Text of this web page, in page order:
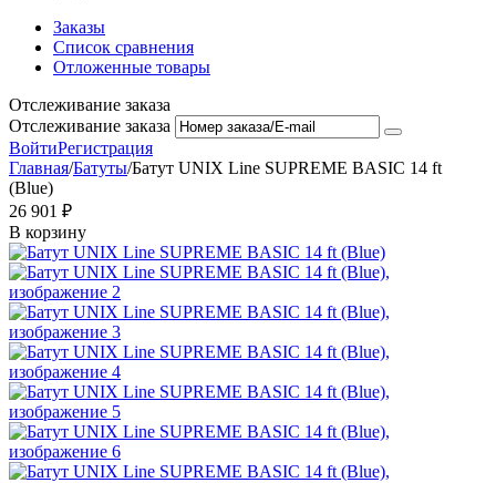
Заказы
Список сравнения
Отложенные товары
Отслеживание заказа
Отслеживание заказа
ВойтиРегистрация
Главная/Батуты/Батут UNIX Line SUPREME BASIC 14 ft
(Blue)
26 901 ₽
В корзину